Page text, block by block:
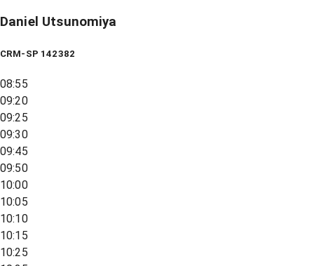
Daniel Utsunomiya
CRM-SP 142382
08:55
09:20
09:25
09:30
09:45
09:50
10:00
10:05
10:10
10:15
10:25